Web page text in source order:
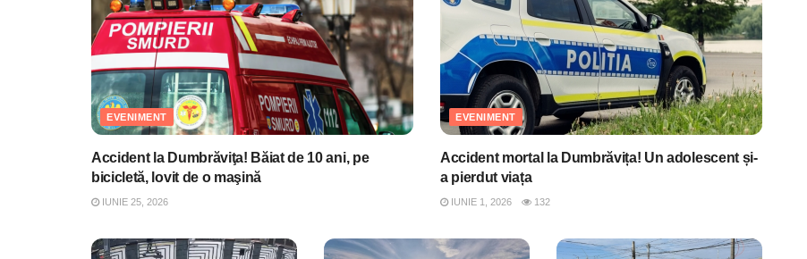
EVENIMENT
Accident la Dumbrăviţa! Băiat de 10 ani, pe
bicicletă, lovit de o maşină
IUNIE 25, 2026
EVENIMENT
Accident mortal la Dumbrăvița! Un adolescent și-
a pierdut viața
IUNIE 1, 2026 132